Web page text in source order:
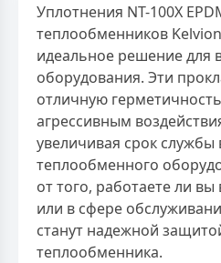
Уплотнения NT-100X
теплообменников
идеальное решение для
оборудования. Эти
отличную
агрессивным
увеличивая срок службы
теплообменного
от того, работаете ли
или в сфере
станут надежной
теплообменника.